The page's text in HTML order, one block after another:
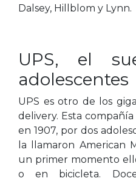
Dalsey, Hillblom y Lynn.
UPS, el
adolescentes
UPS es otro de los
delivery. Esta
en 1907, por dos
la llamaron American
un primer momento
o en bicicleta.